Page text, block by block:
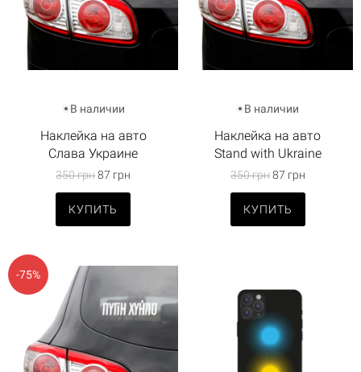
В наличии
Наклейка на авто
Cлава Украине
350 грн87 грн
КУПИТЬ
В наличии
Наклейка на авто
Stand with Ukraine
350 грн87 грн
КУПИТЬ
-75%